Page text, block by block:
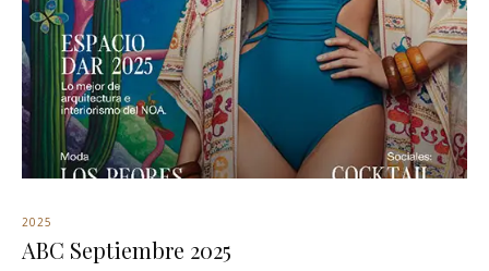
2025
ABC Septiembre 2025